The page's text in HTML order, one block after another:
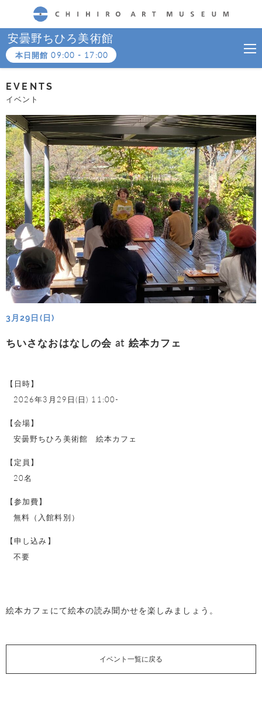
CHIHIRO ART MUSEUM
安曇野ちひろ美術館
本日開館09:00 - 17:00
EVENTS
イベント
3月29日(日)
ちいさなおはなしの会 at 絵本カフェ
【日時】
2026年3月29日(日) 11:00-
【会場】
安曇野ちひろ美術館 絵本カフェ
【定員】
20名
【参加費】
無料（入館料別）
【申し込み】
不要
絵本カフェにて絵本の読み聞かせを楽しみましょう。
イベント一覧に戻る